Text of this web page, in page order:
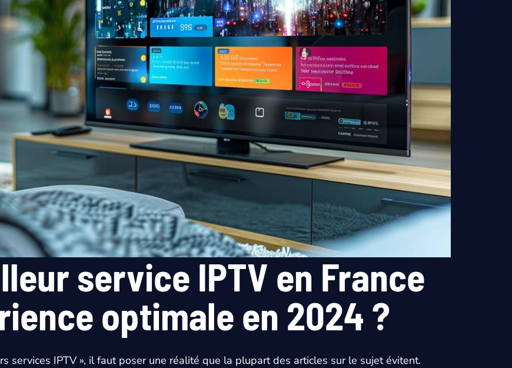
service IPTV en France
optimale en 2024 ?
services IPTV », il faut poser une réalité que la plupart des articles sur le sujet évitent.